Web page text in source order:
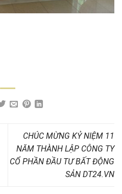
CHÚC MỪNG KỶ NIỆM 11
NĂM THÀNH LẬP CÔNG TY
CỔ PHẦN ĐẦU TƯ BẤT ĐỘNG
SẢN DT24.VN